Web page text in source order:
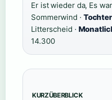
Er ist wieder da, Es
Sommerwind ·
Litterscheid ·
14.300
KURZÜBERBLICK